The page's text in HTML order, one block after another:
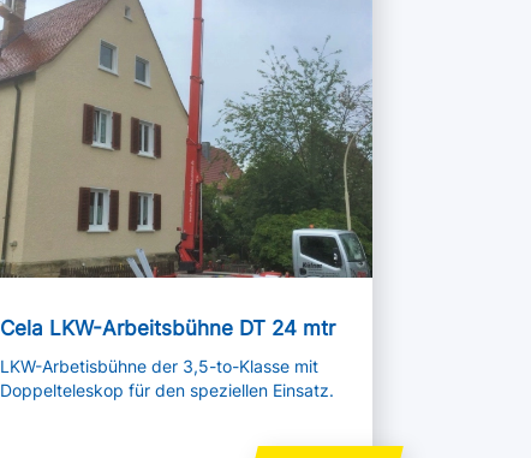
Cela LKW-Arbeitsbühne DT 24 mtr
LKW-Arbetisbühne der 3,5-to-Klasse mit
Doppelteleskop für den speziellen Einsatz.